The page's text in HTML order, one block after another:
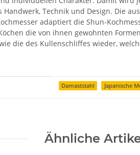
Technik und Design. Die
adaptiert die Shun-
die von ihnen gewohnten
die des Kullenschliffes wieder,
Damaststahl Japanische
Ähnliche